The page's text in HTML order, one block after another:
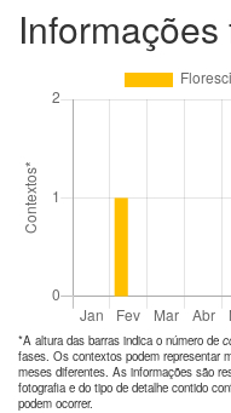
*A altura das barras indica o número de
fases. Os contextos podem representar
meses diferentes. As informações são
fotografia e do tipo de detalhe contido
podem ocorrer.